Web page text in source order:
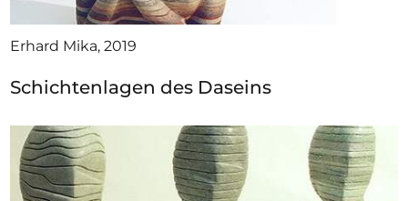
Erhard Mika, 2019
Schichtenlagen des Daseins